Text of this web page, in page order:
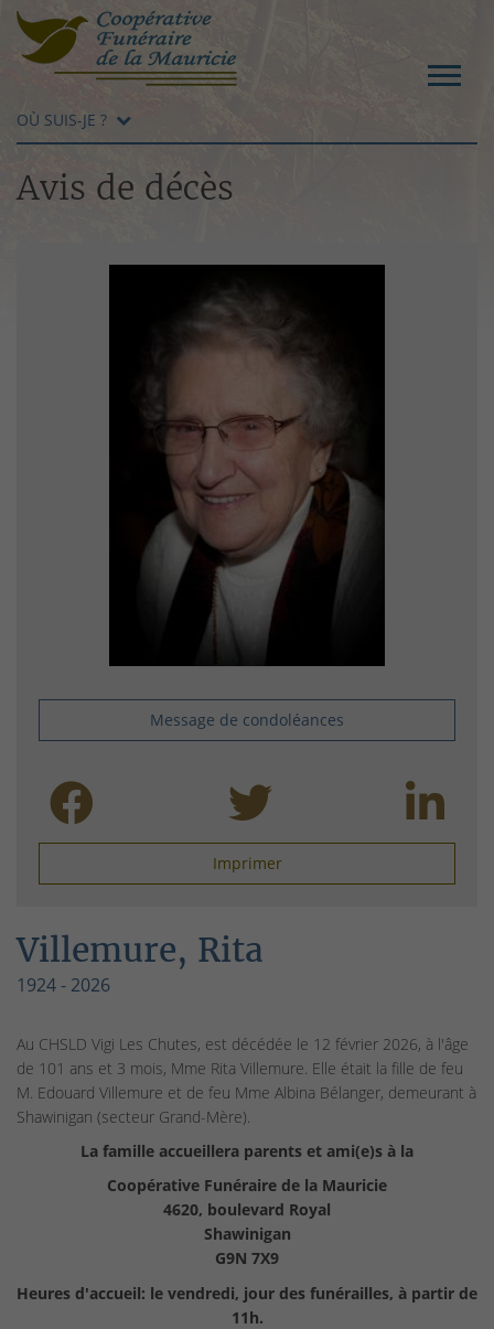
OÙ SUIS-JE ?
Avis de décès
Message de condoléances
Imprimer
Villemure, Rita
1924 - 2026
Au CHSLD Vigi Les Chutes, est décédée le 12 février 2026, à l'âge
de 101 ans et 3 mois, Mme Rita Villemure. Elle était la fille de feu
M. Edouard Villemure et de feu Mme Albina Bélanger, demeurant à
Shawinigan (secteur Grand-Mère).
La famille accueillera parents et ami(e)s à la
Coopérative Funéraire de la Mauricie
4620, boulevard Royal
Shawinigan
G9N 7X9
Heures d'accueil: le vendredi, jour des funérailles, à partir de
11h.